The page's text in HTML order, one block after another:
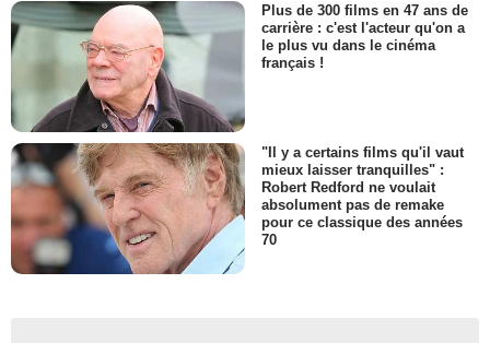
Plus de 300 films en 47 ans de
carrière : c'est l'acteur qu'on a
le plus vu dans le cinéma
français !
"Il y a certains films qu'il vaut
mieux laisser tranquilles" :
Robert Redford ne voulait
absolument pas de remake
pour ce classique des années
70